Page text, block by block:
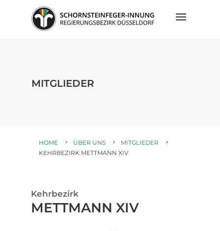
MITGLIEDER
HOME ÜBER UNS
MITGLIEDER
KEHRBEZIRK METTMANN XIV
Kehrbezirk
METTMANN XIV